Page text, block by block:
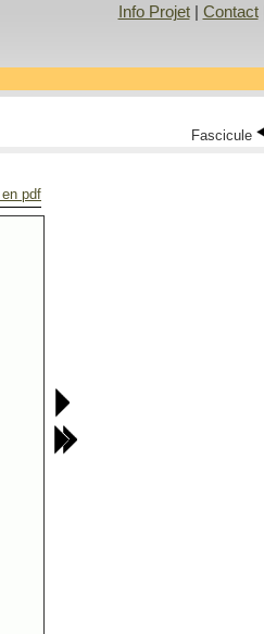
Info Projet| Contact|
Fascicule
en pdf